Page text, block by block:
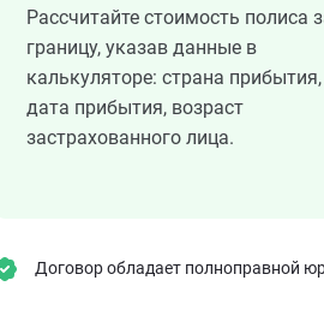
Рассчитайте стоимость полиса
границу, указав данные в
калькуляторе: страна прибытия,
дата прибытия, возраст
застрахованного лица.
Договор обладает полноправной